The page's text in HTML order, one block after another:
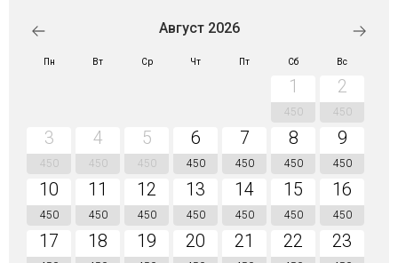
Август 2026
Пн Вт Ср Чт Пт Сб Вс
1
450
2
450
3
450
4
450
5
450
6
450
7
450
8
450
9
450
10
450
11
450
12
450
13
450
14
450
15
450
16
450
17 18 19 20 21 22 23